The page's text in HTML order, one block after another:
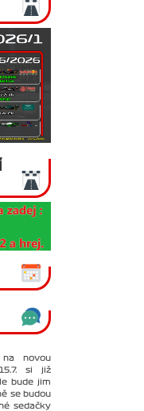
novou
si již
bude jim
se budou
sedačky